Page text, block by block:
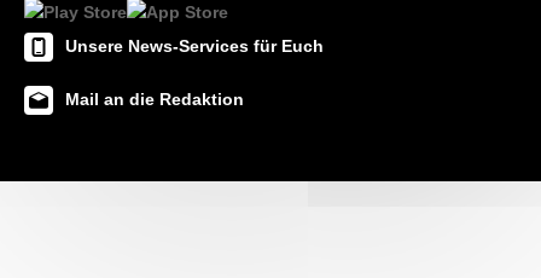
Unsere News-Services für Euch
Mail an die Redaktion